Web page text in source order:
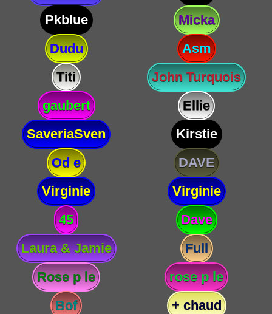
Pkblue
Micka
Dudu
Asm
Titi
John Turquois
gaubert
Ellie
SaveriaSven
Kirstie
Od e
DAVE
Virginie
Virginie
45
Dave
Laura & Jamie
Full
Rose p le
rose p le
Bof
+ chaud